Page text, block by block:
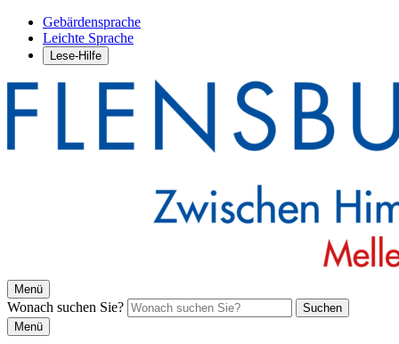
Gebärdensprache
Leichte Sprache
Lese-Hilfe
Menü
Wonach suchen Sie?
Suchen
Menü